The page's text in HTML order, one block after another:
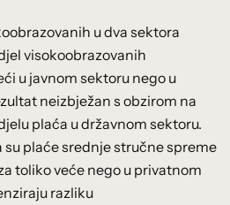
u dva sektora
visokoobrazovanih
u javnom sektoru nego u
neizbježan s obzirom na
plaća u državnom sektoru.
su plaće srednje stručne spreme
toliko veće nego u privatnom
razliku